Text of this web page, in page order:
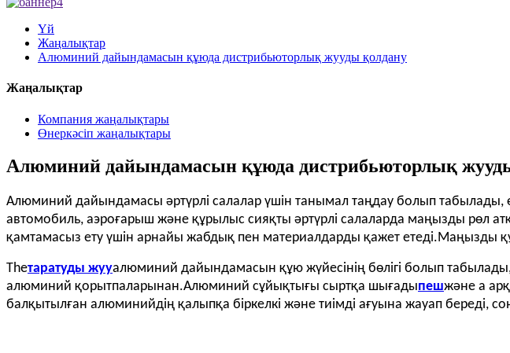
Үй
Жаңалықтар
Алюминий дайындамасын құюда дистрибьюторлық жууды қолдану
Жаңалықтар
Компания жаңалықтары
Өнеркәсіп жаңалықтары
Алюминий дайындамасын құюда дистрибьюторлық
Алюминий дайындамасы әртүрлі салалар үшін танымал таңдау болып табылады,
автомобиль, аэроғарыш және құрылыс сияқты әртүрлі салаларда маңызды рөл
қамтамасыз ету үшін арнайы жабдық пен материалдарды қажет етеді.Маңызды
Theтаратуды жууалюминий дайындамасын құю жүйесінің бөлігі болып
алюминий қорытпаларынан.Алюминий сұйықтығы сыртқа шығадыпешжәне а
балқытылған алюминийдің қалыпқа біркелкі және тиімді ағуына жауап береді,